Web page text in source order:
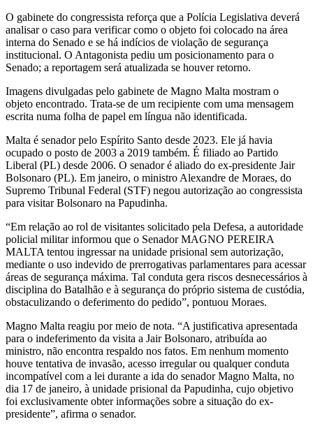
O gabinete do congressista reforça que a Polícia Legislativa deverá
analisar o caso para verificar como o objeto foi colocado na área
interna do Senado e se há indícios de violação de segurança
institucional. O Antagonista pediu um posicionamento para o
Senado; a reportagem será atualizada se houver retorno.
Imagens divulgadas pelo gabinete de Magno Malta mostram o
objeto encontrado. Trata-se de um recipiente com uma mensagem
escrita numa folha de papel em língua não identificada.
Malta é senador pelo Espírito Santo desde 2023. Ele já havia
ocupado o posto de 2003 a 2019 também. É filiado ao Partido
Liberal (PL) desde 2006. O senador é aliado do ex-presidente Jair
Bolsonaro (PL). Em janeiro, o ministro Alexandre de Moraes, do
Supremo Tribunal Federal (STF) negou autorização ao congressista
para visitar Bolsonaro na Papudinha.
“Em relação ao rol de visitantes solicitado pela Defesa, a autoridade
policial militar informou que o Senador MAGNO PEREIRA
MALTA tentou ingressar na unidade prisional sem autorização,
mediante o uso indevido de prerrogativas parlamentares para acessar
áreas de segurança máxima. Tal conduta gera riscos desnecessários à
disciplina do Batalhão e à segurança do próprio sistema de custódia,
obstaculizando o deferimento do pedido”, pontuou Moraes.
Magno Malta reagiu por meio de nota. “A justificativa apresentada
para o indeferimento da visita a Jair Bolsonaro, atribuída ao
ministro, não encontra respaldo nos fatos. Em nenhum momento
houve tentativa de invasão, acesso irregular ou qualquer conduta
incompatível com a lei durante a ida do senador Magno Malta, no
dia 17 de janeiro, à unidade prisional da Papudinha, cujo objetivo
foi exclusivamente obter informações sobre a situação do ex-
presidente”, afirma o senador.